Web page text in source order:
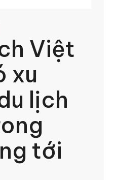
Việt
xu
lịch
tới